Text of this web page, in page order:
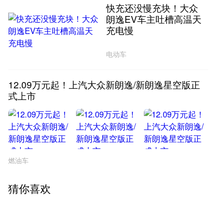
快充还没慢充块！大众
朗逸EV车主吐槽高温天
充电慢
电动车
12.09万元起！上汽大众新朗逸/新朗逸星空版正
式上市
燃油车
猜你喜欢